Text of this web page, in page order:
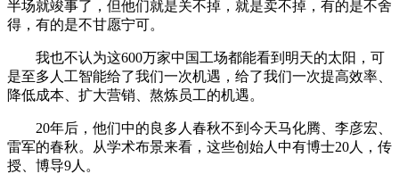
半场就竣事了，但他们就是关不掉，就是卖不掉，有的是不舍
得，有的是不甘愿宁可。
我也不认为这600万家中国工场都能看到明天的太阳，可
是至多人工智能给了我们一次机遇，给了我们一次提高效率、
降低成本、扩大营销、熬炼员工的机遇。
20年后，他们中的良多人春秋不到今天马化腾、李彦宏、
雷军的春秋。从学术布景来看，这些创始人中有博士20人，传
授、博导9人。